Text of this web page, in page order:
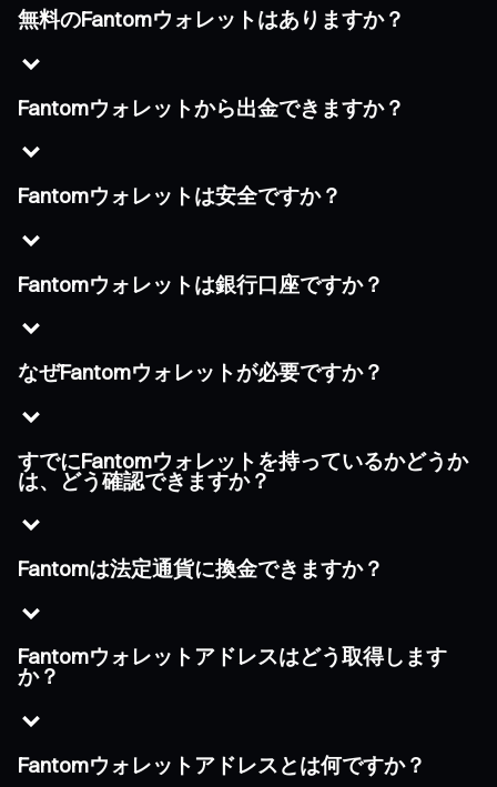
無料のFantomウォレットはありますか？
Fantomウォレットから出金できますか？
Fantomウォレットは安全ですか？
Fantomウォレットは銀行口座ですか？
なぜFantomウォレットが必要ですか？
すでにFantomウォレットを持っているかどうか
は、どう確認できますか？
Fantomは法定通貨に換金できますか？
Fantomウォレットアドレスはどう取得します
か？
Fantomウォレットアドレスとは何ですか？